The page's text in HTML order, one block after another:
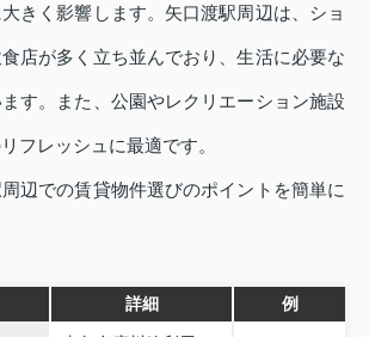
きく影響します。矢口渡駅周辺は、ショ
店が多く立ち並んでおり、生活に必要な
す。また、公園やレクリエーション施設
フレッシュに最適です。
辺での賃貸物件選びのポイントを簡単に
詳細 例